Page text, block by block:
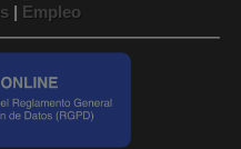
| Empleo